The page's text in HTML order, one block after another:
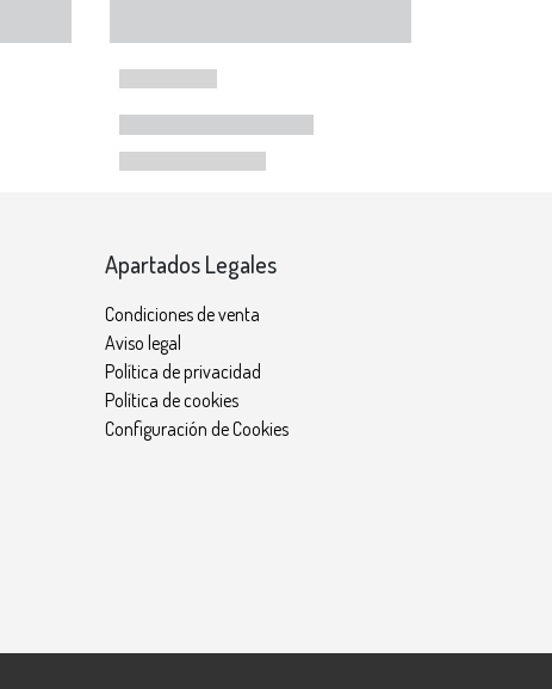
Apartados Legales
Condiciones de venta
Aviso legal
Política de privacidad
Política de cookies
Configuración de Cookies